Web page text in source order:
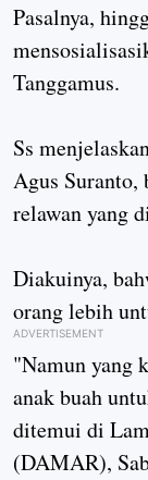
Pasalnya,
Tanggamus.
Ss
Agus Suranto,
relawan yang
Diakuinya,
orang lebih
ADVERTISEMENT
"Namun yang
anak buah
ditemui di
(DAMAR),